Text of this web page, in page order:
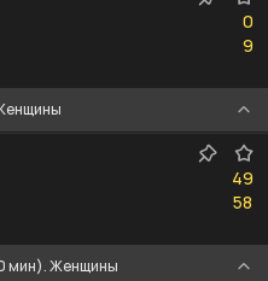
0
9
9
49
49
58
58
мин). Женщины